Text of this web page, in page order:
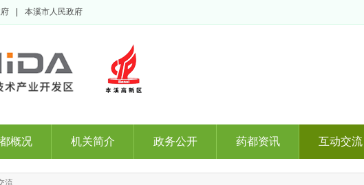
本溪市人民政府
概况 机关简介 政务公开 药都资讯 互动交流
流